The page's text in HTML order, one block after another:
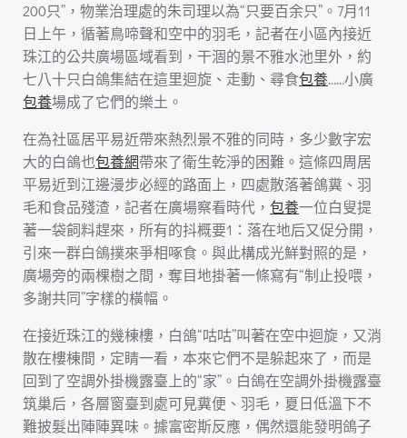
200只”，物業治理處的朱司理以為“只要百余只”。7月11
日上午，循著鳥啼聲和空中的羽毛，記者在小區內接近
珠江的公共廣場區域看到，干涸的景不雅水池里外，約
七八十只白鴿集結在這里迴旋、走動、尋食包養……小廣
包養場成了它們的樂土。
在為社區居平易近帶來熱烈景不雅的同時，多少數字宏
大的白鴿也包養網帶來了衛生乾淨的困難。這條四周居
平易近到江邊漫步必經的路面上，四處散落著鴿糞、羽
毛和食品殘渣，記者在廣場察看時代， 包養一位白叟提
著一袋飼料趕來，所有的抖概要1：落在地后又促分開，
引來一群白鴿撲來爭相啄食。與此構成光鮮對照的是，
廣場旁的兩棵樹之間，奪目地掛著一條寫有“制止投喂，
多謝共同”字樣的橫幅。
在接近珠江的幾棟樓，白鴿“咕咕”叫著在空中迴旋，又消
散在樓棟間，定睛一看，本來它們不是躲起來了，而是
回到了空調外掛機露臺上的“家”。白鴿在空調外掛機露臺
筑巢后，各層窗臺到處可見糞便、羽毛，夏日低溫下不
難披髮出陣陣異味。據富密斯反應，偶然還能發明鴿子